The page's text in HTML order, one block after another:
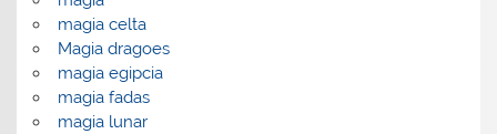
magia celta
Magia dragoes
magia egipcia
magia fadas
magia lunar